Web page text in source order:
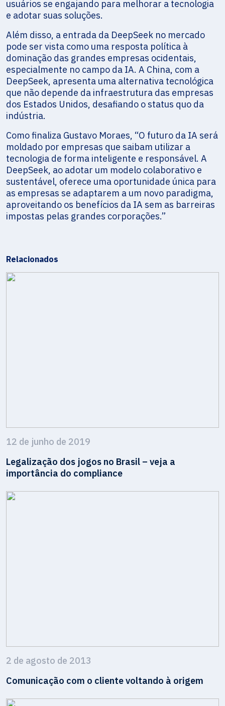
usuários se engajando para melhorar a tecnologia
e adotar suas soluções.
Além disso, a entrada da DeepSeek no mercado
pode ser vista como uma resposta política à
dominação das grandes empresas ocidentais,
especialmente no campo da IA. A China, com a
DeepSeek, apresenta uma alternativa tecnológica
que não depende da infraestrutura das empresas
dos Estados Unidos, desafiando o status quo da
indústria.
Como finaliza Gustavo Moraes, “O futuro da IA será
moldado por empresas que saibam utilizar a
tecnologia de forma inteligente e responsável. A
DeepSeek, ao adotar um modelo colaborativo e
sustentável, oferece uma oportunidade única para
as empresas se adaptarem a um novo paradigma,
aproveitando os benefícios da IA sem as barreiras
impostas pelas grandes corporações.”
Relacionados
12 de junho de 2019
Legalização dos jogos no Brasil – veja a
importância do compliance
2 de agosto de 2013
Comunicação com o cliente voltando à origem